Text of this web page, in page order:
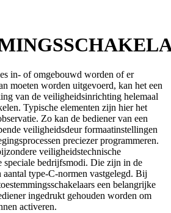
in- of omgebouwd worden of er
moeten worden uitgevoerd, kan het een
van de veiligheidsinrichting helemaal
Typische elementen zijn hier het
Zo kan de bediener van een
veiligheidsdeur formaatinstellingen
preciezer programmeren.
veiligheidstechnische
speciale bedrijfsmodi. Die zijn in de
type-C-normen vastgelegd. Bij
een belangrijke
ingedrukt gehouden worden om
activeren.